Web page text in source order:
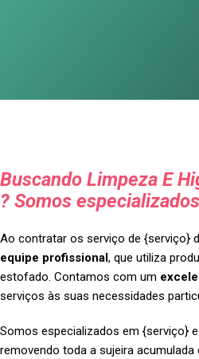
Buscando Limpeza E
? Somos
Ao contratar os serviço de {serviço}
equipe profissional, que utiliza
estofado. Contamos com um
serviços às suas necessidades
Somos especializados em {serviço}
removendo toda a sujeira